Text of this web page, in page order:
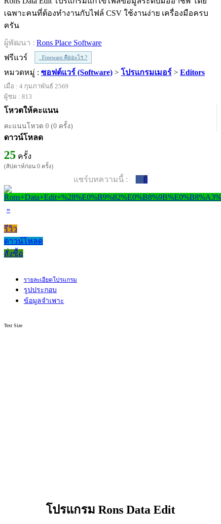
เฉพาะคนที่ต้องทำงานกับไฟล์ CSV ใช้งานง่าย เครื่องมือครบ
ครัน
ผู้พัฒนา : Rons Place Software
ฟรีแวร์
Freeware คืออะไร ?
หมวดหมู่ : ซอฟต์แวร์ (Software) > โปรแกรมเมอร์ > Editors
เมื่อ : 4 กุมภาพันธ์ 2569
ผู้ชม : 813
โหวตให้คะแนน
คะแนนโหวต 0 (0 ครั้ง)
ดาวน์โหลด
25 ครั้ง
(สัปดาห์ก่อน 0 ครั้ง)
แชร์บทความนี้ : 0
»
รีวิว
ดาวน์โหลด
สั่งซื้อ
รายละเอียดโปรแกรม
รูปประกอบ
ข้อมูลจำเพาะ
Text Size
โปรแกรม Rons Data Edit